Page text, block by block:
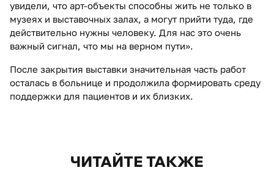
увидели, что арт-объекты способны жить не только в
музеях и выставочных залах, а могут прийти туда, где
действительно нужны человеку. Для нас это очень
важный сигнал, что мы на верном пути».
После закрытия выставки значительная часть работ
осталась в больнице и продолжила формировать среду
поддержки для пациентов и их близких.
ЧИТАЙТЕ ТАКЖЕ